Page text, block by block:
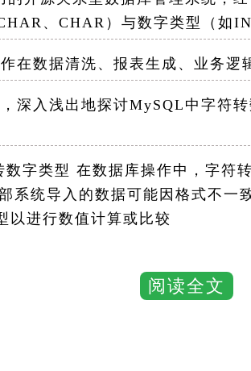
、CHAR）与数字类型（如
数据清洗、报表生成、业务逻
入浅出地探讨MySQL中字符
字类型 在数据库操作中，字符
系统导入的数据可能因格式不一
以进行数值计算或比较
阅读全文